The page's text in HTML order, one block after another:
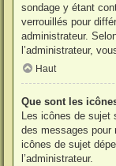
sondage y étant
verrouillés pour
administrateur.
l’administrateur,
Haut
Que sont les
Les icônes de sujet
des messages pour
icônes de sujet
l’administrateur.